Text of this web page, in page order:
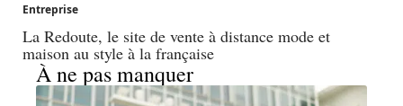
Entreprise
La Redoute, le site de vente à distance mode et
maison au style à la française
À ne pas manquer